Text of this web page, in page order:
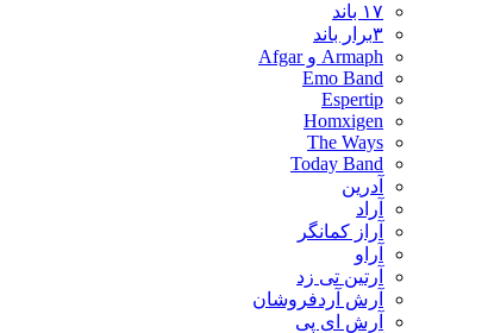
۱۷ باند
۳برار باند
Armaph و Afgar
Emo Band
Espertip
Homxigen
The Ways
Today Band
آدرین
آراد
آراز کمانگر
آراو
آرتین تی زد
آرش آردفروشان
آرش ای پی